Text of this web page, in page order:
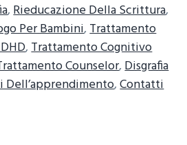
,Rieducazione Della Scrittura,
Per Bambini,Trattamento
,Trattamento Cognitivo
Counselor,Disgrafia
Dell’apprendimento,Contatti